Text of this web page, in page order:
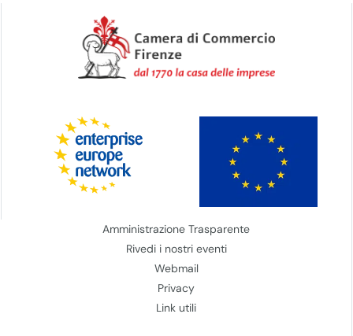
Amministrazione Trasparente
Rivedi i nostri eventi
Webmail
Privacy
Link utili